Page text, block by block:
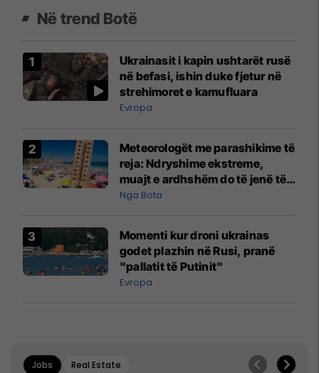
Në trend Botë
Ukrainasit i kapin ushtarët rusë
në befasi, ishin duke fjetur në
strehimoret e kamufluara
Evropa
Meteorologët me parashikime të
reja: Ndryshime ekstreme,
muajt e ardhshëm do të jenë të
pazakontë
Nga Bota
Momenti kur droni ukrainas
godet plazhin në Rusi, pranë
"pallatit të Putinit"
Evropa
Jobs Real Estate